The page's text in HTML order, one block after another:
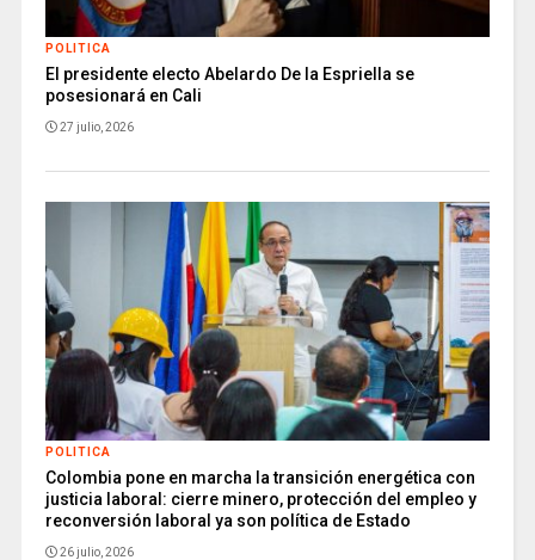
POLITICA
El presidente electo Abelardo De la Espriella se
posesionará en Cali
27 julio, 2026
POLITICA
Colombia pone en marcha la transición energética con
justicia laboral: cierre minero, protección del empleo y
reconversión laboral ya son política de Estado
26 julio, 2026